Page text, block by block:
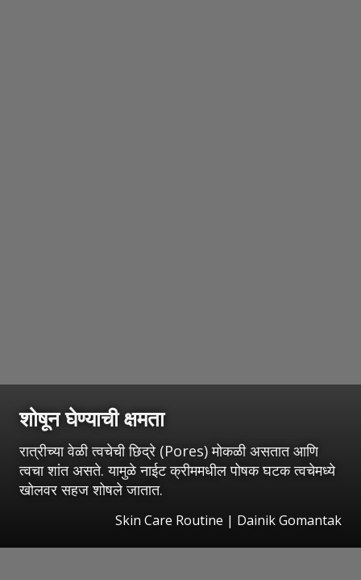
शोषून घेण्याची क्षमता
रात्रीच्या वेळी त्वचेची छिद्रे (Pores) मोकळी असतात आणि
त्वचा शांत असते. यामुळे नाईट क्रीममधील पोषक घटक त्वचेमध्ये
खोलवर सहज शोषले जातात.
Skin Care Routine | Dainik Gomantak